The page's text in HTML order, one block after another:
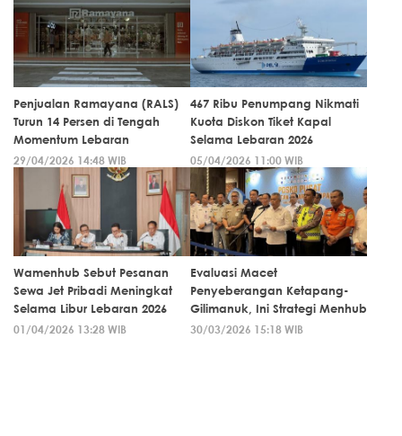
Penjualan Ramayana (RALS)
Turun 14 Persen di Tengah
Momentum Lebaran
29/04/2026 14:48 WIB
467 Ribu Penumpang Nikmati
Kuota Diskon Tiket Kapal
Selama Lebaran 2026
05/04/2026 11:00 WIB
Wamenhub Sebut Pesanan
Sewa Jet Pribadi Meningkat
Selama Libur Lebaran 2026
01/04/2026 13:28 WIB
Evaluasi Macet
Penyeberangan Ketapang-
Gilimanuk, Ini Strategi Menhub
30/03/2026 15:18 WIB